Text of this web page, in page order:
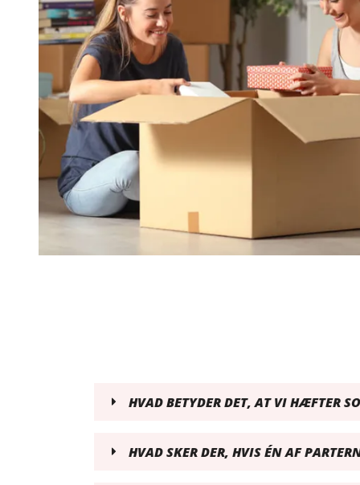
HVAD BETYDER DET, AT VI HÆFTER
HVAD SKER DER, HVIS ÉN AF